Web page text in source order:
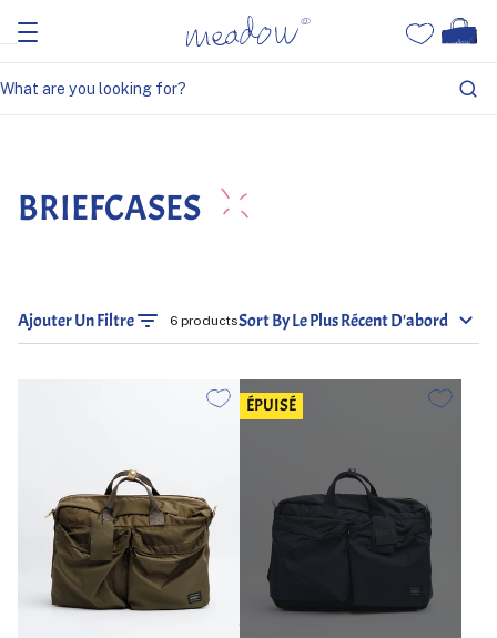
BRIEFCASES
Ajouter Un Filtre 6 productsSort By Le Plus Récent D'abord
ÉPUISÉ